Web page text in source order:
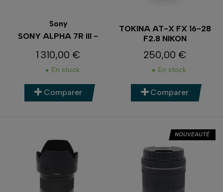
Sony
SONY ALPHA 7R III -
Prix
1 310,00 €
En stock
Comparer
TOKINA AT-X FX 16-28
F2.8 NIKON
Prix
250,00 €
En stock
Comparer
NOUVEAUTÉ